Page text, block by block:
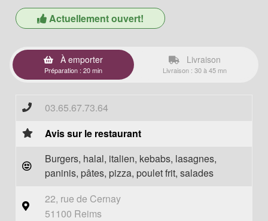
Actuellement ouvert!
À emporter
Préparation : 20 min
Livraison
Livraison : 30 à 45 mn
03.65.67.73.64
Avis sur le restaurant
Burgers, halal, italien, kebabs, lasagnes,
paninis, pâtes, pizza, poulet frit, salades
22, rue de Cernay
51100 Reims